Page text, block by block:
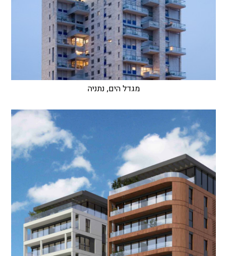
מגדל הים, נתניה